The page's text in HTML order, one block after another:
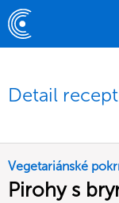
Detail
Vegetariánské
Pirohy s